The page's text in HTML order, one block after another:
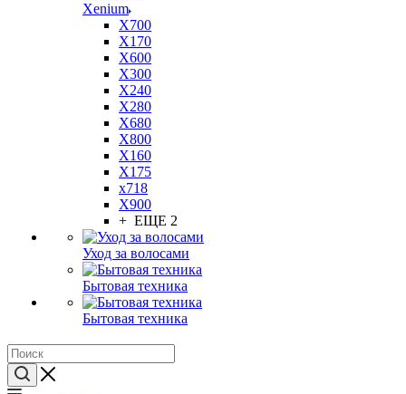
Xenium
X700
X170
X600
X300
X240
X280
X680
X800
X160
X175
x718
X900
+ ЕЩЕ 2
Уход за волосами
Бытовая техника
Бытовая техника